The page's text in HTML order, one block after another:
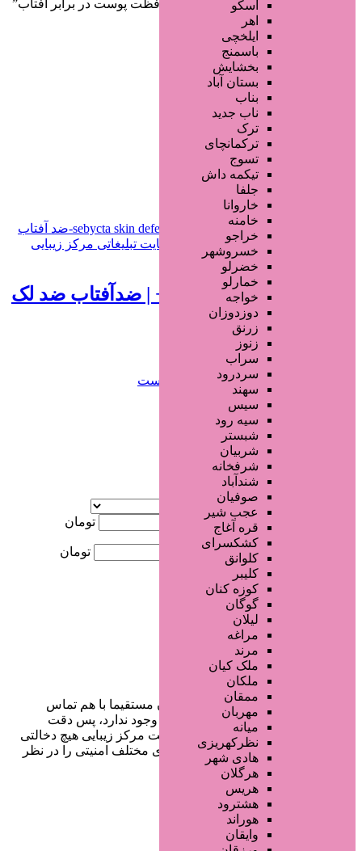
اسکو
اهر
ایلخچی
باسمنج
بخشایش
بستان آباد
بناب
ناب جدید
ترک
ترکمانچای
تسوج
تیکمه داش
جلفا
خاروانا
خامنه
خراجو
خسروشهر
خضرلو
خمارلو
خواجه
دوزدوزان
زرنق
زنوز
سراب
سردرود
سهند
سیس
سیه رود
شبستر
شربیان
شرفخانه
شندآباد
صوفیان
عجب شیر
قره آغاج
کشکسرای
کلوانق
کلیبر
کوزه کنان
گوگان
لیلان
مراغه
مرند
ملک کیان
ملکان
ممقان
مهربان
میانه
نظرکهریزی
هادی شهر
هرگلان
هریس
هشترود
هوراند
وایقان
/ محصولات برچسب خورده “محافظت پوست در برابر آفتاب”
جستجو پیشرفته
افزودن به علاقه‌مندی 495 بازدید
مشهد
ضد آفتاب سبيكتا SPF50+ | ضدآفتاب ضد لک
و ضد چروک
محصولات آرایشی محصولات پوست
کمترین قیمت
تومان
بیشترین قیمت تومان
در سایت تبلیغاتی مرکز زیبایی کاربران مستقیما با هم تماس
می‌گیرند و هیچ واسطه‌ای در این میان وجود ندارد، پس دقت
فرمایید که در خرید و فروشِ شما سایت مرکز زیبایی هیچ دخالتی
نداشته و کاربران باید خودشان جنبه‌های مختلف امنیتی را در نظر
دسترسی سریع